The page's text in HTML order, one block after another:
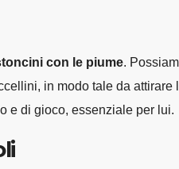
con le piume.
in modo tale da attirare
e di gioco, essenziale per lui.